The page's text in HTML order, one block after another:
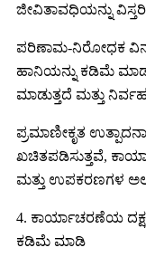
ಜೀವಿತಾವಧಿಯನ್ನು
ಪರಿಣಾಮ-ನಿರೋಧಕ
ಹಾನಿಯನ್ನು ಕಡಿಮೆ
ಮಾಡುತ್ತದೆ ಮತ್ತು
ಪ್ರಮಾಣೀಕೃತ
ಖಚಿತಪಡಿಸುತ್ತವೆ,
ಮತ್ತು ಉಪಕರಣಗಳ
4. ಕಾರ್ಯಾಚರಣೆಯ
ಕಡಿಮೆ ಮಾಡಿ